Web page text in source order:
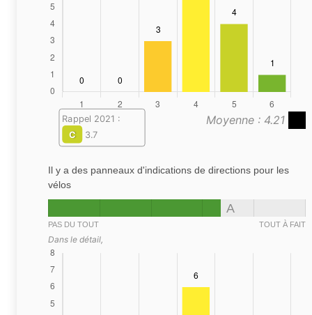
Moyenne : 4.21
Rappel 2021 :
C
3.7
Il y a des panneaux d'indications de directions pour les
vélos
A
PAS DU TOUT TOUT À FAIT
Dans le détail,